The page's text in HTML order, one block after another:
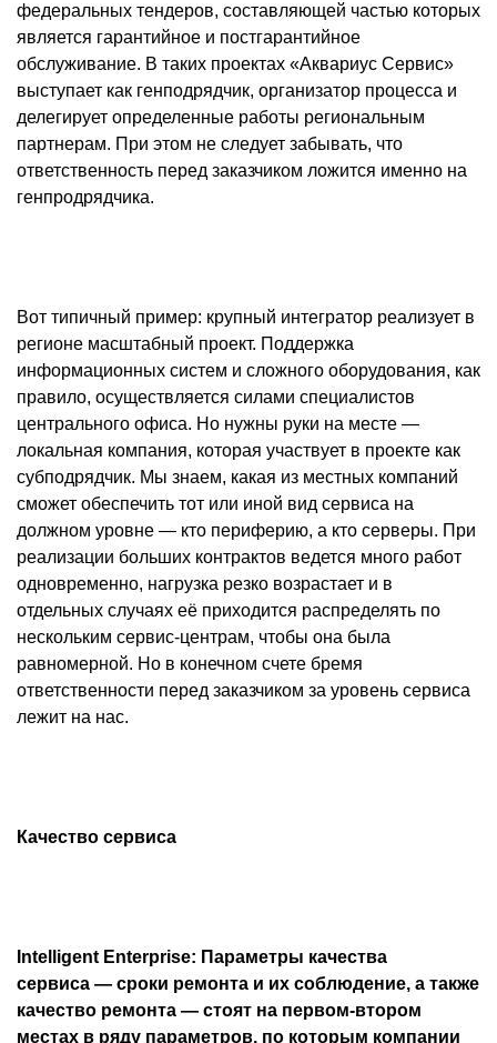
федеральных тендеров, составляющей частью которых
является гарантийное и постгарантийное
обслуживание. В таких проектах «Аквариус Сервис»
выступает как генподрядчик, организатор процесса и
делегирует определенные работы региональным
партнерам. При этом не следует забывать, что
ответственность перед заказчиком ложится именно на
генпродрядчика.
Вот типичный пример: крупный интегратор реализует в
регионе масштабный проект. Поддержка
информационных систем и сложного оборудования, как
правило, осуществляется силами специалистов
центрального офиса. Но нужны руки на месте —
локальная компания, которая участвует в проекте как
субподрядчик. Мы знаем, какая из местных компаний
сможет обеспечить тот или иной вид сервиса на
должном уровне — кто периферию, а кто серверы. При
реализации больших контрактов ведется много работ
одновременно, нагрузка резко возрастает и в
отдельных случаях её приходится распределять по
нескольким сервис-центрам, чтобы она была
равномерной. Но в конечном счете бремя
ответственности перед заказчиком за уровень сервиса
лежит на нас.
Качество сервиса
Intelligent Enterprise: Параметры качества
сервиса — сроки ремонта и их соблюдение, а также
качест­во ремонта — стоят на первом-втором
местах в ряду параметров, по которым компании